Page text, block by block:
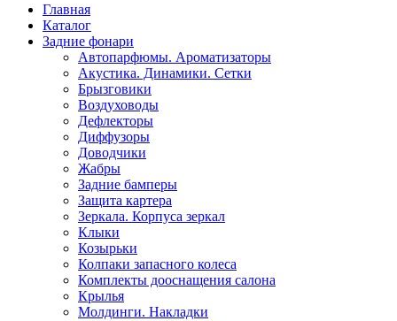
Главная
Каталог
Задние фонари
Автопарфюмы. Ароматизаторы
Акустика. Динамики. Сетки
Брызговики
Воздуховоды
Дефлекторы
Диффузоры
Доводчики
Жабры
Задние бамперы
Защита картера
Зеркала. Корпуса зеркал
Клыки
Козырьки
Колпаки запасного колеса
Комплекты дооснащения салона
Крылья
Молдинги. Накладки